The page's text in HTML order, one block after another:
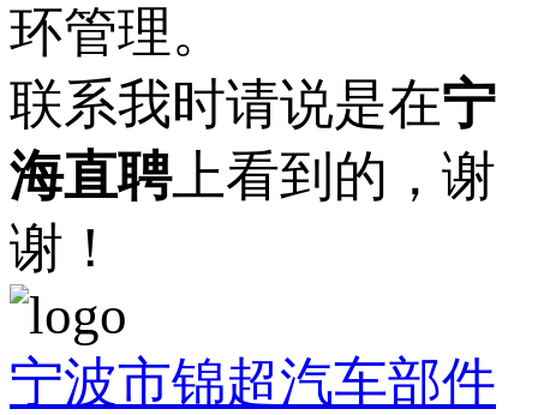
环管理。
联系我时请说是在宁
海直聘上看到的，谢
谢！
宁波市锦超汽车部件